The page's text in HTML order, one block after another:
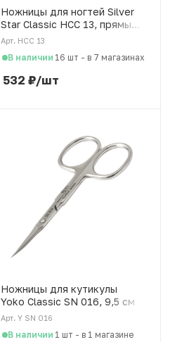
Ножницы для ногтей Silver
Star Classic НСС 13, прямые
лезвия, безопасные
Арт. НСС 13
В наличии 16 шт - в 7 магазинах
532 ₽/шт
Ножницы для кутикулы
Yoko Classic SN 016, 9,5 см
Арт. Y SN 016
В наличии 1 шт - в 1 магазине